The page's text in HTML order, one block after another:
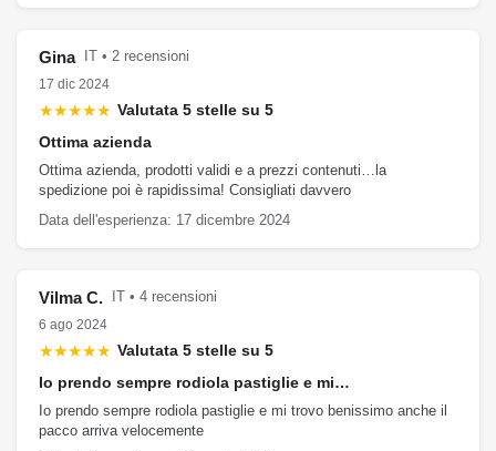
Gina
IT • 2 recensioni
17 dic 2024
★★★★★ Valutata 5 stelle su 5
Ottima azienda
Ottima azienda, prodotti validi e a prezzi contenuti…la
spedizione poi è rapidissima! Consigliati davvero
Data dell'esperienza: 17 dicembre 2024
Vilma C.
IT • 4 recensioni
6 ago 2024
★★★★★ Valutata 5 stelle su 5
Io prendo sempre rodiola pastiglie e mi…
Io prendo sempre rodiola pastiglie e mi trovo benissimo anche il
pacco arriva velocemente